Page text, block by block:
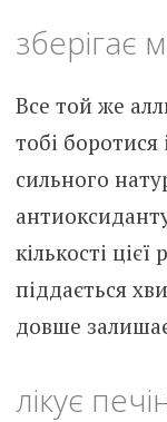
зберігає
Все той же
тобі
сильного
кількості
піддається
довше
лікує